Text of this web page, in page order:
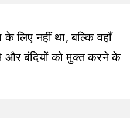
लिए नहीं था, बल्कि वहाँ
और बंदियों को मुक्त करने के